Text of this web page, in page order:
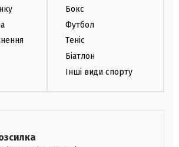
Бокс
Футбол
Теніс
Біатлон
Інші види спорту